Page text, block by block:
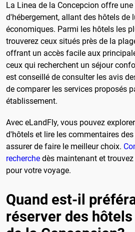
La Linea de la Concepcion offre
d'hébergement, allant des hôtels de
économiques. Parmi les hôtels les
trouverez ceux situés près de la
offrant un accès facile aux
ceux qui recherchent un séjour
est conseillé de consulter les avis
de comparer les services proposés
établissement.
Avec eLandFly, vous pouvez
d'hôtels et lire les commentaires
assurer de faire le meilleur choix.
recherche dès maintenant et trouvez
pour votre voyage.
Quand est-il
réserver des